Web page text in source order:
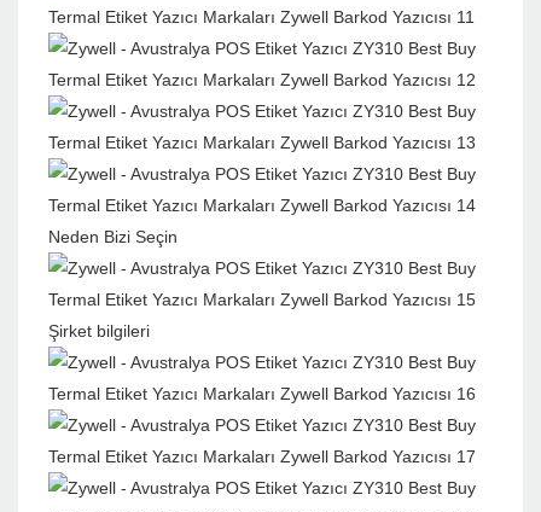
Neden Bizi Seçin
Şirket bilgileri